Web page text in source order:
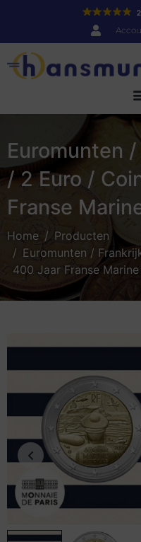
Euromunten
/ 2 Euro /
Franse
Home
Producten
Euromunten /
400 Jaar Franse Marine